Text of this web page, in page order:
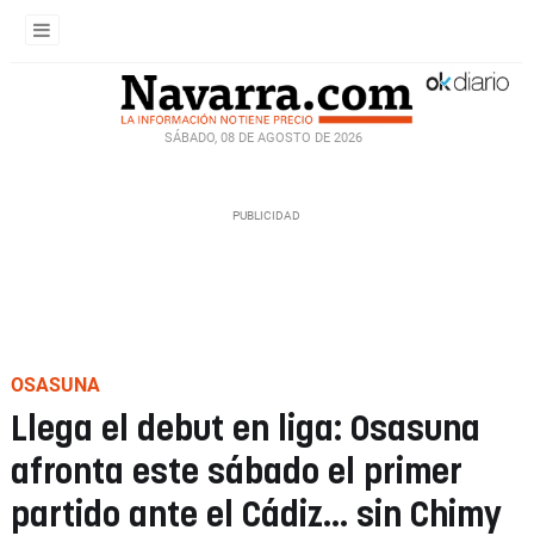
SÁBADO, 08 DE AGOSTO DE 2026
OSASUNA
Llega el debut en liga: Osasuna
afronta este sábado el primer
partido ante el Cádiz... sin Chimy